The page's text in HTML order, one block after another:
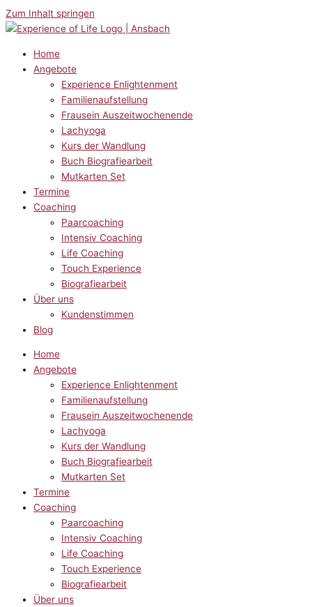
Zum Inhalt springen
Home
Angebote
Experience Enlightenment
Familienaufstellung
Frausein Auszeitwochenende
Lachyoga
Kurs der Wandlung
Buch Biografiearbeit
Mutkarten Set
Termine
Coaching
Paarcoaching
Intensiv Coaching
Life Coaching
Touch Experience
Biografiearbeit
Über uns
Kundenstimmen
Blog
Home
Angebote
Experience Enlightenment
Familienaufstellung
Frausein Auszeitwochenende
Lachyoga
Kurs der Wandlung
Buch Biografiearbeit
Mutkarten Set
Termine
Coaching
Paarcoaching
Intensiv Coaching
Life Coaching
Touch Experience
Biografiearbeit
Über uns